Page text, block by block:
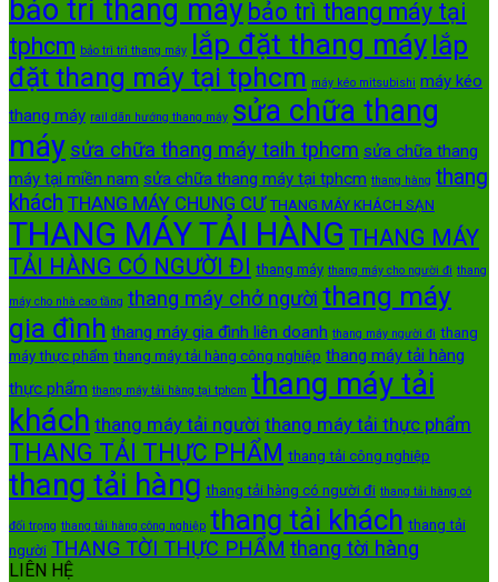
bảo trì thang máy bảo trì thang máy tại
tphcm bảo trì trì thang máy lắp đặt thang máy lắp
đặt thang máy tại tphcm máy kéo mitsubishi máy kéo
thang máy rail dãn hướng thang máy sửa chữa thang
máy sửa chữa thang máy taih tphcm sửa chữa thang
máy tại miền nam sửa chữa thang máy tại tphcm thang hàng thang
khách THANG MÁY CHUNG CƯ THANG MÁY KHÁCH SẠN
THANG MÁY TẢI HÀNG THANG MÁY
TẢI HÀNG CÓ NGƯỜI ĐI thang máy thang máy cho người đi thang
máy cho nhà cao tầng thang máy chở người thang máy
gia đình thang máy gia đình liên doanh thang máy người đi thang
máy thực phẩm thang máy tải hàng công nghiệp thang máy tải hàng
thực phẩm thang máy tải hàng tại tphcm thang máy tải
khách thang máy tải người thang máy tải thực phẩm
THANG TẢI THỰC PHẨM thang tải công nghiệp
thang tải hàng thang tải hàng có người đi thang tải hàng có
đối trọng thang tải hàng công nghiệp thang tải khách thang tải
người THANG TỜI THỰC PHẨM thang tời hàng
LIÊN HỆ